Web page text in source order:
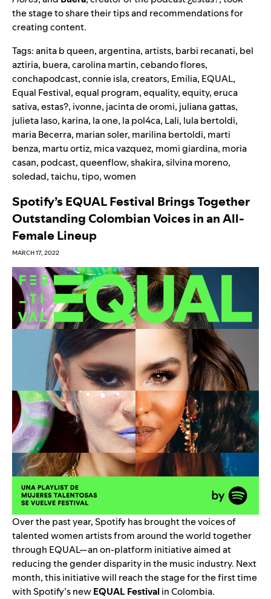
the stage to share their tips and recommendations for
creating content.
Tags:anita b queen,argentina,artists, barbi recanati, bel
aztiria, buera,carolina martin,cebando flores,
conchapodcast,connie isla,creators, Emilia, EQUAL,
Equal Festival,equal program,equality,equity,eruca
sativa,estas?, ivonne, jacinta de oromi, juliana gattas,
julieta laso, karina, la one, la pol4ca, Lali, lula bertoldi,
maria Becerra, marian soler, marilina bertoldi, marti
benza, martu ortiz, mica vazquez, momi giardina, moria
casan, podcast,queenflow,shakira,silvina moreno,
soledad,taichu,tipo,women
Spotify’s EQUAL Festival Brings Together
Outstanding Colombian Voices in an All-
Female Lineup
MARCH 17, 2022
Over the past year, Spotify has brought the voices of
talented women artists from around the world together
through EQUAL—an on-platform initiative aimed at
reducing the gender disparity in the music industry. Next
month, this initiative will reach the stage for the first time
with Spotify’s newEQUAL Festivalin Colombia.